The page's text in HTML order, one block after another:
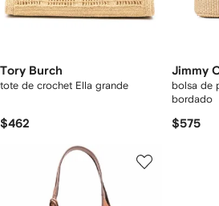
Tory Burch
tote de crochet Ella grande
$462
Jimmy
bolsa de
bordado
$575